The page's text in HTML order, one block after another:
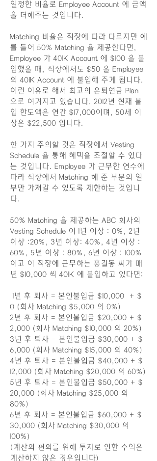
일정한 비율로 Employee Account 에 금액
을 더해주는 것입니다.
Matching 비율은 직장에 따라 다르지만 예
를 들어 50% Matching 을 제공한다면,
Employee 가 401K Account 에 $100 을 불
입했을 때, 직장에서도 $50 을 Employee
의 401K Account 에 불입해 주게 됩니다.
이런 이유로 해서 최고의 은퇴연금 Plan
으로 여겨지고 있습니다. 2012년 현재 불
입 한도액은 연간 $17,000이며, 50세 이
상은 $22,500 입니다.
한 가지 주의할 것은 직장에서 Vesting
Schedule 을 통해 혜택을 조절할 수 있다
는 것입니다. Employee 가 근무한 연수에
따라 직장에서 Matching 해 준 부분의 일
부만 가져갈 수 있도록 제한하는 것입니
다.
50% Matching 을 제공하는 ABC 회사의
Vesting Schedule 이 1년 이상 : 0%, 2년
이상 :20%, 3년 이상: 40%, 4년 이상 :
60%, 5년 이상 : 80%, 6년 이상 : 100%
이고 이 직장에 근무하는 홍길동 씨가 매
년 $10,000 씩 401K 에 불입하고 있다면:
1년 후 퇴사 = 본인불입금 $10,000 + $
0 (회사 Matching $5,000 의 0%)
2년 후 퇴사 = 본인불입금 $20,000 + $
2,000 (회사 Matching $10,000 의 20%)
3년 후 퇴사 = 본인불입금 $30,000 + $
6,000 (회사 Matching $15,000 의 40%)
4년 후 퇴사 = 본인불입금 $40,000 + $
12,000 (회사 Matching $20,000 의 60%)
5년 후 퇴사 = 본인불입금 $50,000 + $
20,000 (회사 Matching $25,000 의
80%)
6년 후 퇴사 = 본인불입금 $60,000 + $
30,000 (회사 Matching $30,000 의
100%)
(계산의 편의를 위해 투자로 인한 수익은
계산하지 않은 경우입니다)